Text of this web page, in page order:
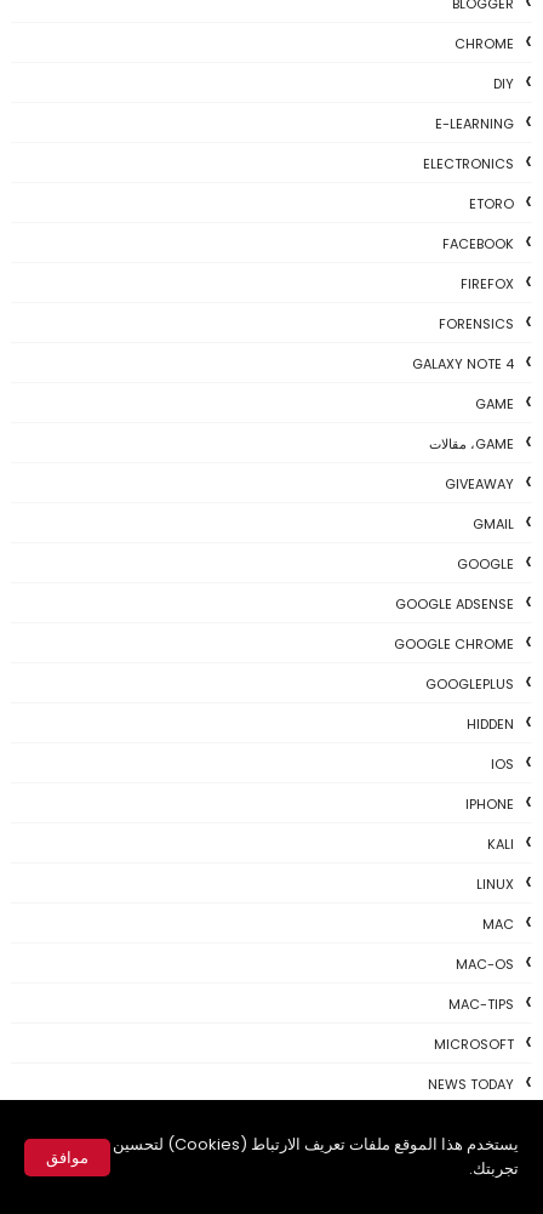
يستخدم هذا الموقع ملفات تعريف الارتباط (Cookies) لتحسين
تجربتك.
موافق
CHROME
DIY
E-LEARNING
ELECTRONICS
ETORO
FACEBOOK
FIREFOX
FORENSICS
GALAXY NOTE 4
GAME
GAME، مقالات
GIVEAWAY
GMAIL
GOOGLE
GOOGLE ADSENSE
GOOGLE CHROME
GOOGLEPLUS
HIDDEN
IOS
IPHONE
KALI
LINUX
MAC
MAC-OS
MAC-TIPS
MICROSOFT
NEWS TODAY
PHOTOSHOP